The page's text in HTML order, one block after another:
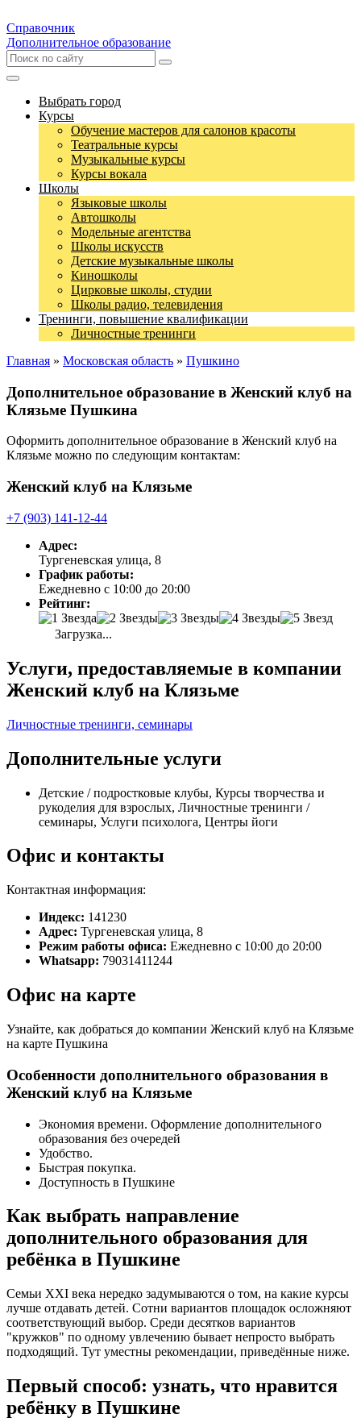
Справочник
Дополнительное образование
Выбрать город
Курсы
Обучение мастеров для салонов красоты
Театральные курсы
Музыкальные курсы
Курсы вокала
Школы
Языковые школы
Автошколы
Модельные агентства
Школы искусств
Детские музыкальные школы
Киношколы
Цирковые школы, студии
Школы радио, телевидения
Тренинги, повышение квалификации
Личностные тренинги
Главная » Московская область » Пушкино
Дополнительное образование в Женский клуб на
Клязьме Пушкина
Оформить дополнительное образование в Женский клуб на
Клязьме можно по следующим контактам:
Женский клуб на Клязьме
+7 (903) 141-12-44
Адрес:
Тургеневская улица, 8
График работы:
Ежедневно с 10:00 до 20:00
Рейтинг:
Загрузка...
Услуги, предоставляемые в компании
Женский клуб на Клязьме
Личностные тренинги, семинары
Дополнительные услуги
Детские / подростковые клубы, Курсы творчества и
рукоделия для взрослых, Личностные тренинги /
семинары, Услуги психолога, Центры йоги
Офис и контакты
Контактная информация:
Индекс: 141230
Адрес: Тургеневская улица, 8
Режим работы офиса: Ежедневно с 10:00 до 20:00
Whatsapp: 79031411244
Офис на карте
Узнайте, как добраться до компании Женский клуб на Клязьме
на карте Пушкина
Особенности дополнительного образования в
Женский клуб на Клязьме
Экономия времени. Оформление дополнительного
образования без очередей
Удобство.
Быстрая покупка.
Доступность в Пушкине
Как выбрать направление
дополнительного образования для
ребёнка в Пушкине
Семьи XXI века нередко задумываются о том, на какие курсы
лучше отдавать детей. Сотни вариантов площадок осложняют
соответствующий выбор. Среди десятков вариантов
"кружков" по одному увлечению бывает непросто выбрать
подходящий. Тут уместны рекомендации, приведённые ниже.
Первый способ: узнать, что нравится
ребёнку в Пушкине